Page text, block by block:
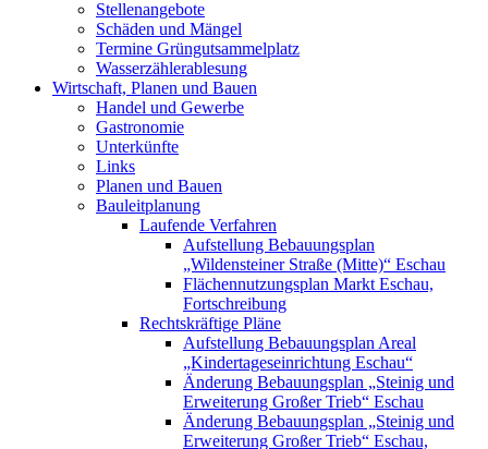
Stellenangebote
Schäden und Mängel
Termine Grüngutsammelplatz
Wasserzählerablesung
Wirtschaft, Planen und Bauen
Handel und Gewerbe
Gastronomie
Unterkünfte
Links
Planen und Bauen
Bauleitplanung
Laufende Verfahren
Aufstellung Bebauungsplan
„Wildensteiner Straße (Mitte)“ Eschau
Flächennutzungsplan Markt Eschau,
Fortschreibung
Rechtskräftige Pläne
Aufstellung Bebauungsplan Areal
„Kindertageseinrichtung Eschau“
Änderung Bebauungsplan „Steinig und
Erweiterung Großer Trieb“ Eschau
Änderung Bebauungsplan „Steinig und
Erweiterung Großer Trieb“ Eschau,